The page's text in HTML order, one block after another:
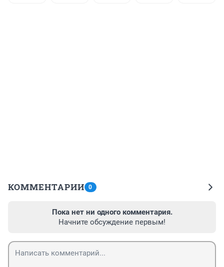
КОММЕНТАРИИ 0
Пока нет ни одного комментария.
Начните обсуждение первым!